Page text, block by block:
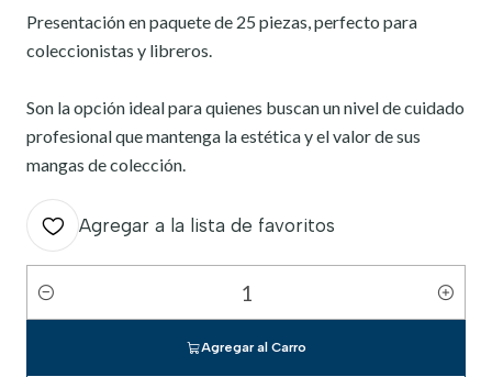
Presentación en paquete de 25 piezas, perfecto para
coleccionistas y libreros.
Son la opción ideal para quienes buscan un nivel de cuidado
profesional que mantenga la estética y el valor de sus
mangas de colección.
Agregar a la lista de favoritos
Cantidad
Agregar al Carro